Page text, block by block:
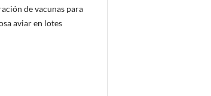
de vacunas para
aviar en lotes